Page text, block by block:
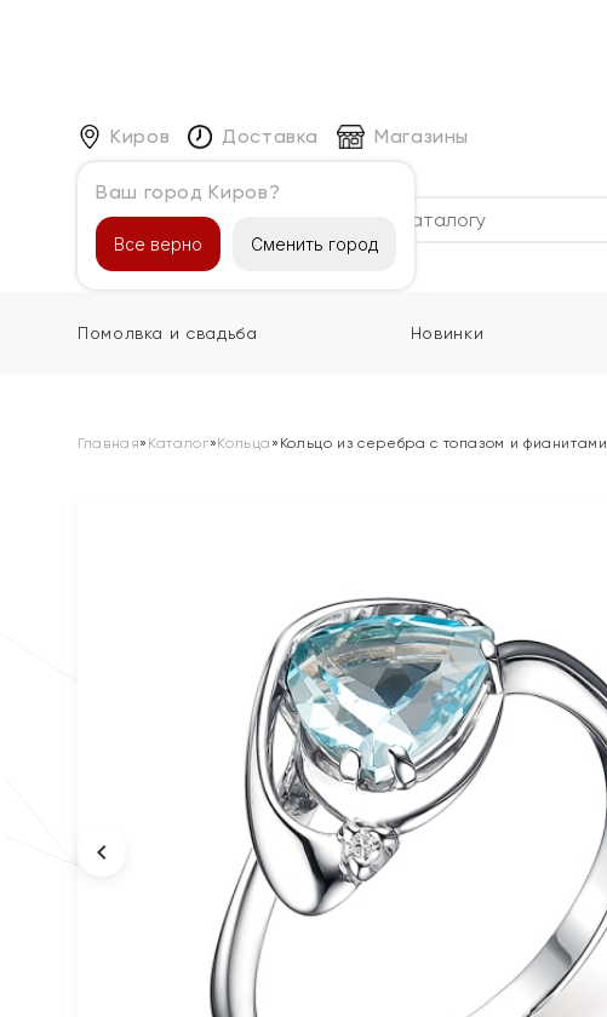
Киров
Ваш город Киров?
Все верно Сменить город
Доставка Магазины
Каталог
Помолвка и свадьба Новинки
Главная» Каталог»Кольца » Кольцо из серебра с топазом и фианитами